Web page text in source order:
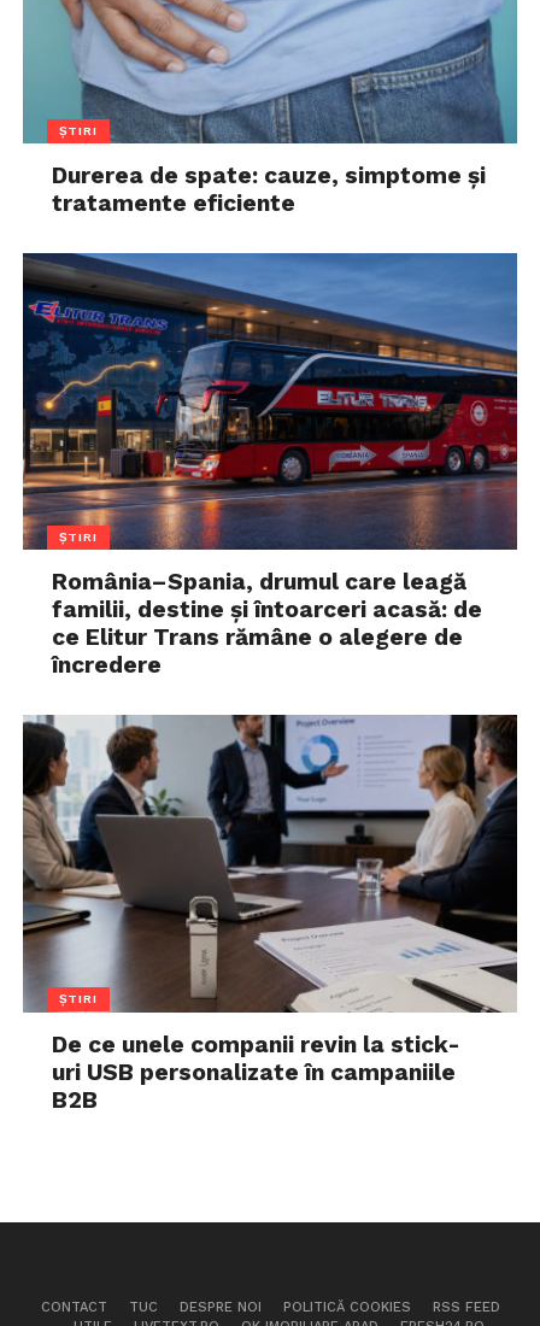
ȘTIRI
Durerea de spate: cauze, simptome și
tratamente eficiente
ȘTIRI
România–Spania, drumul care leagă
familii, destine și întoarceri acasă: de
ce Elitur Trans rămâne o alegere de
încredere
ȘTIRI
De ce unele companii revin la stick-
uri USB personalizate în campaniile
B2B
CONTACT TUC DESPRE NOI POLITICĂ COOKIES
RSS FEED